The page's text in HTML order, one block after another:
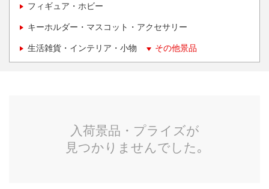
フィギュア・ホビー
キーホルダー・マスコット・アクセサリー
生活雑貨・インテリア・小物 その他景品